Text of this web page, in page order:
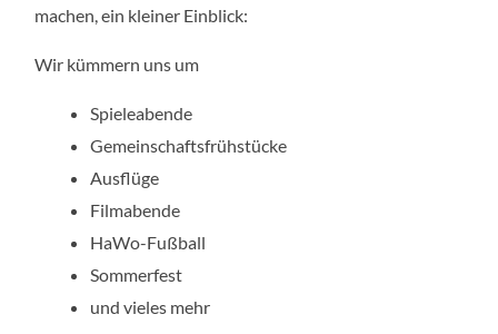
machen, ein kleiner Einblick:
Wir kümmern uns um
Spieleabende
Gemeinschaftsfrühstücke
Ausflüge
Filmabende
HaWo-Fußball
Sommerfest
und vieles mehr